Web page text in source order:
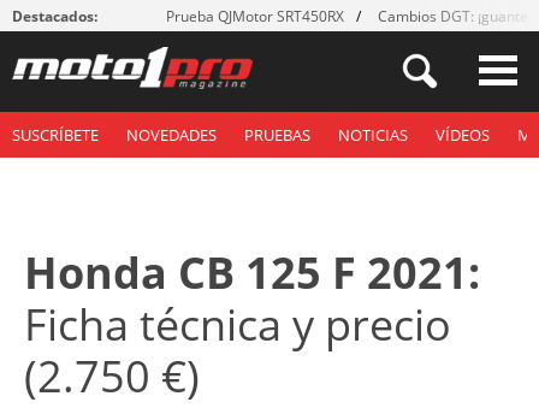
Destacados: Prueba QJMotor SRT450RX Cambios DGT: ¡guantes!
SUSCRÍBETE NOVEDADES PRUEBAS NOTICIAS VÍDEOS
Honda CB 125 F 2021:
Ficha técnica y precio
(2.750 €)